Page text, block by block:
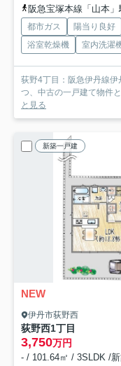
阪急宝塚本線「山本
都市ガス 陽当り良好
浴室乾燥機
室内洗濯
荻野4丁目：阪急伊丹線
つ、中古の一戸建て物件
と見る
新築一戸建
NEW
伊丹市荻野西
荻野西1丁目
3,750万円
- / 101.64㎡ / 3SLDK /